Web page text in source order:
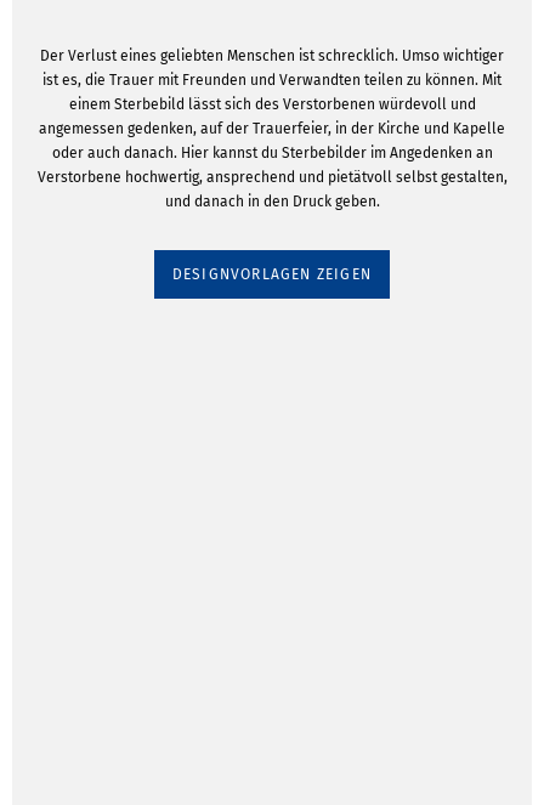
Der Verlust eines geliebten Menschen ist schrecklich. Umso wichtiger
ist es, die Trauer mit Freunden und Verwandten teilen zu können. Mit
einem Sterbebild lässt sich des Verstorbenen würdevoll und
angemessen gedenken, auf der Trauerfeier, in der Kirche und Kapelle
oder auch danach. Hier kannst du Sterbebilder im Angedenken an
Verstorbene hochwertig, ansprechend und pietätvoll selbst gestalten,
und danach in den Druck geben.
DESIGNVORLAGEN ZEIGEN